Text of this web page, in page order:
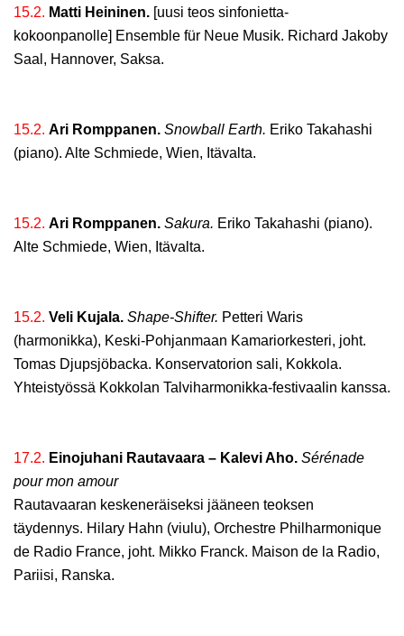
15.2. Matti Heininen. [uusi teos sinfonietta-
kokoonpanolle] Ensemble für Neue Musik. Richard Jakoby
Saal, Hannover, Saksa.
15.2. Ari Romppanen. Snowball Earth. Eriko Takahashi
(piano). Alte Schmiede, Wien, Itävalta.
15.2. Ari Romppanen. Sakura. Eriko Takahashi (piano).
Alte Schmiede, Wien, Itävalta.
15.2. Veli Kujala. Shape-Shifter. Petteri Waris
(harmonikka), Keski-Pohjanmaan Kamariorkesteri, joht.
Tomas Djupsjöbacka. Konservatorion sali, Kokkola.
Yhteistyössä Kokkolan Talviharmonikka-festivaalin kanssa.
17.2. Einojuhani Rautavaara – Kalevi Aho. Sérénade
pour mon amour
Rautavaaran keskeneräiseksi jääneen teoksen
täydennys. Hilary Hahn (viulu), Orchestre Philharmonique
de Radio France, joht. Mikko Franck. Maison de la Radio,
Pariisi, Ranska.